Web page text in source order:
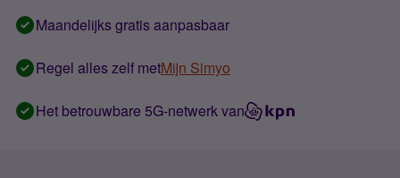
Maandelijks gratis aanpasbaar
Regel alles zelf metMijn Simyo
Het betrouwbare 5G-netwerk van